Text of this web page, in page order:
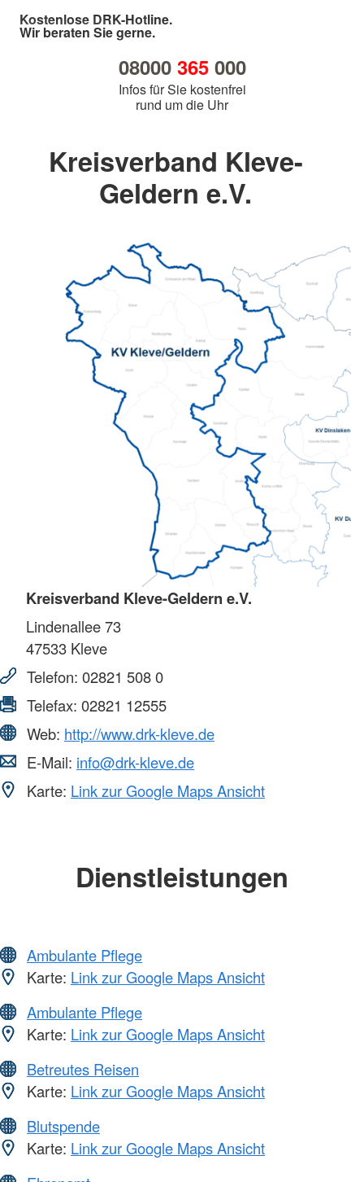
Kostenlose DRK-Hotline.
Wir beraten Sie gerne.
08000 365000
Infos für Sie kostenfrei
rund um die Uhr
Kreisverband Kleve-
Geldern e.V.
Kreisverband Kleve-Geldern e.V.
Lindenallee 73
47533 Kleve
Telefon: 02821 508 0
Telefax: 02821 12555
Web: http://www.drk-kleve.de
E-Mail: info@drk-kleve.de
Karte: Link zur Google Maps Ansicht
Dienstleistungen
Ambulante Pflege
Karte: Link zur Google Maps Ansicht
Ambulante Pflege
Karte: Link zur Google Maps Ansicht
Betreutes Reisen
Karte: Link zur Google Maps Ansicht
Blutspende
Karte: Link zur Google Maps Ansicht